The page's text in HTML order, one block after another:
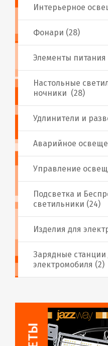
Фонари (28)
Аварийное
Настольные
ночники (28)
Подсветка и
светильники (24)
Интерьерное
Изделия для
Удлинители и
Управление
Элементы питания
Зарядные станции
электромобиля (2)